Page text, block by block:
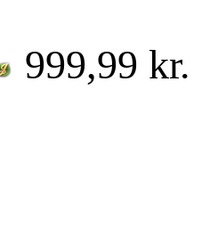
999,99 kr.